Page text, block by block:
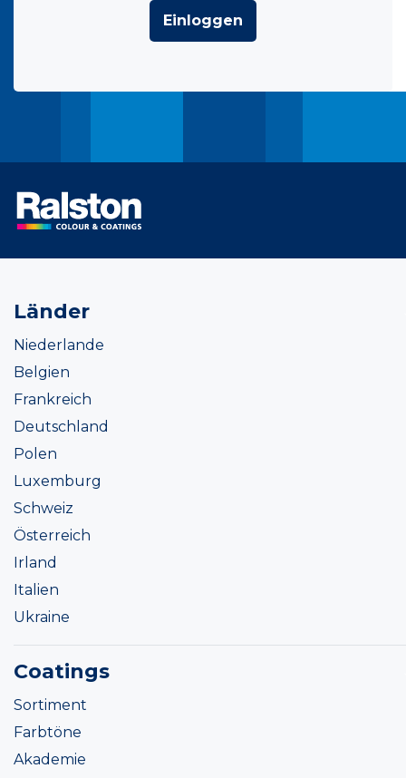
Einloggen
Länder
Niederlande
Belgien
Frankreich
Deutschland
Polen
Luxemburg
Schweiz
Österreich
Irland
Italien
Ukraine
Coatings
Sortiment
Farbtöne
Akademie